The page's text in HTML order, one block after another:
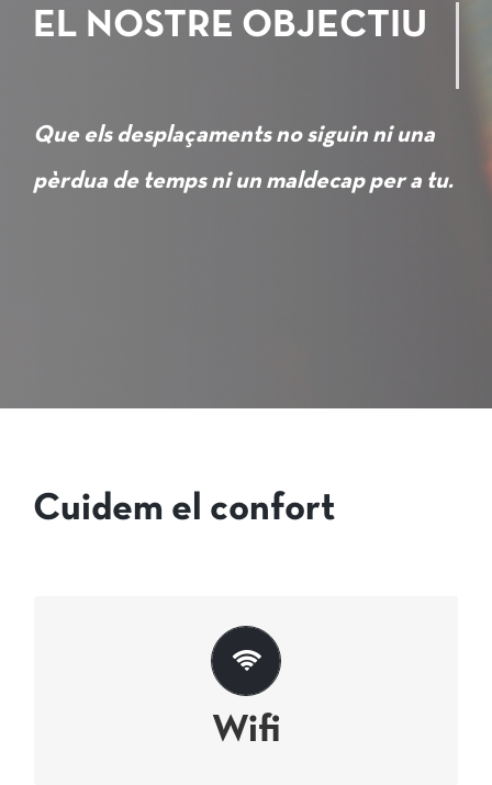
EL NOSTRE OBJECTIU
Que els desplaçaments no siguin ni una
pèrdua de temps ni un maldecap per a tu.
Cuidem el confort
Wifi
Perquè el trajecte pugui ser un moment
de treball